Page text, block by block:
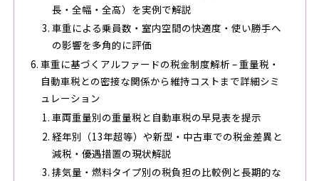
長・全幅・全高）を実例で解説
車重による乗員数・室内空間の快適度・使い勝手へ
の影響を多角的に評価
車重に基づくアルファードの税金制度解析 – 重量税・
自動車税との密接な関係から維持コストまで詳細シミ
ュレーション
車両重量別の重量税と自動車税の早見表を提示
経年別（13年超等）や新型・中古車での税金差異と
減税・優遇措置の現状解説
排気量・燃料タイプ別の税負担の比較例と長期的な